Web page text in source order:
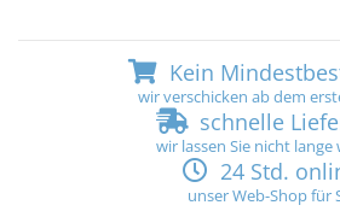
Kein
wir verschicken ab dem
schnelle
wir lassen Sie nicht lange
24 Std.
unser Web-Shop für